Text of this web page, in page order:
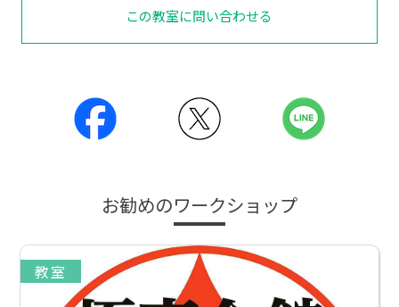
この教室に問い合わせる
お勧めのワークショップ
教室